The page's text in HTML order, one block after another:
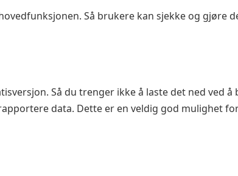
Så brukere kan sjekke og gjøre
Så du trenger ikke å laste det ned ved
data. Dette er en veldig god mulighet